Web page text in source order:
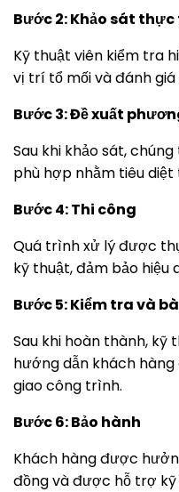
Bước 2: Khảo sát thực
Kỹ thuật viên kiểm tra
vị trí tổ mối và đánh
Bước 3: Đề xuất
Sau khi khảo sát,
phù hợp nhằm tiêu diệt
Bước 4: Thi công
Quá trình xử lý được
kỹ thuật, đảm bảo hiệu
Bước 5: Kiểm tra và
Sau khi hoàn thành, kỹ
hướng dẫn khách
giao công trình.
Bước 6: Bảo hành
Khách hàng được
đồng và được hỗ trợ kỹ